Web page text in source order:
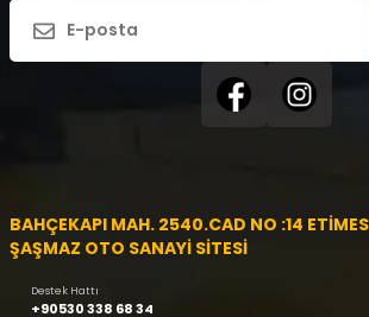
BAHÇEKAPI MAH. 2540.CAD NO :14
ŞAŞMAZ OTO SANAYİ SİTESİ
Destek Hattı
+90530 338 68 34